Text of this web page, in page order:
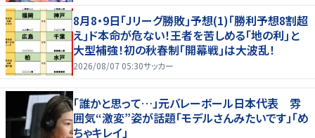
8月8・9日｢Jリーグ勝敗｣予想(1)｢勝利予想8割超
え｣ド本命が危ない！王者を苦しめる｢地の利｣と
大型補強！初の秋春制｢開幕戦｣は大波乱！
2026/08/07 05:30サッカー
「誰かと思って…」元バレーボール日本代表 雰
囲気“激変”姿が話題「モデルさんみたいです」「め
ちゃキレイ」